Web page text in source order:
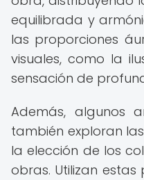
equilibrada y
las proporciones
visuales, como la
sensación de
Además, algunos
también exploran
la elección de los
obras. Utilizan